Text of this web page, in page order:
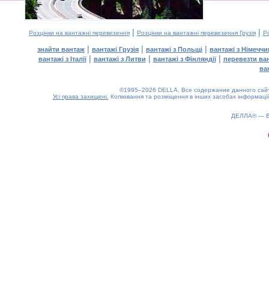
Розцінки на вантажні перевезення| Розцінки на вантажні перевезення Грузія|
знайти вантаж | вантажі Грузія | вантажі з Польщі | вантажі з
вантажі з Італії| вантажі з Литви | вантажі з Фінляндії| перевезти
©1995–2026 DELLA. Все содержание данного
Усі права захищені. Копіювання та розміщення в інших засобах
ДЕЛЛА® —